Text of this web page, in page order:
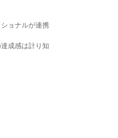
ョナルが連携
成感は計り知